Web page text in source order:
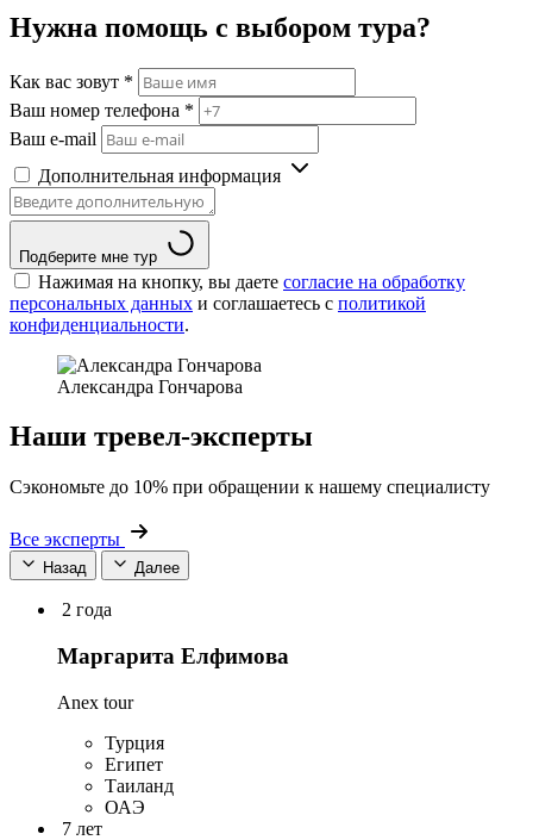
Нужна помощь с выбором тура?
Как вас зовут *
Ваш номер телефона *
Ваш e-mail
Дополнительная информация
Подберите мне тур
Нажимая на кнопку, вы даете согласие на обработку
персональных данных и соглашаетесь c политикой
конфиденциальности.
Александра Гончарова
Наши тревел-эксперты
Сэкономьте до 10% при обращении к нашему специалисту
Все эксперты
Назад Далее
2 года
Маргарита Елфимова
Anex tour
Турция
Египет
Таиланд
ОАЭ
7 лет